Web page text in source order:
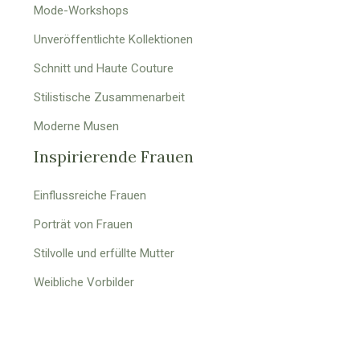
Mode-Workshops
Unveröffentlichte Kollektionen
Schnitt und Haute Couture
Stilistische Zusammenarbeit
Moderne Musen
Inspirierende Frauen
Einflussreiche Frauen
Porträt von Frauen
Stilvolle und erfüllte Mutter
Weibliche Vorbilder